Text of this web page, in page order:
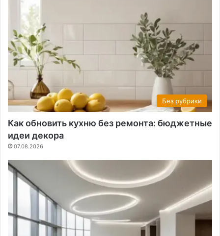
Без рубрики
Как обновить кухню без ремонта: бюджетные
идеи декора
07.08.2026